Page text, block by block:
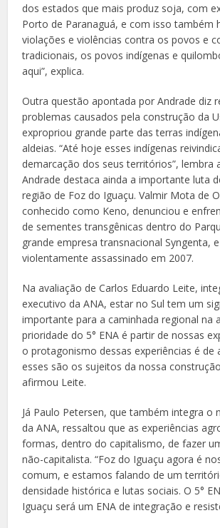
dos estados que mais produz soja, com
Porto de Paranaguá, e com isso também
violações e violências contra os povos e
tradicionais, os povos indígenas e
aqui”, explica.
Outra questão apontada por Andrade diz
problemas causados pela construção da
expropriou grande parte das terras
aldeias. “Até hoje esses indígenas
demarcação dos seus territórios”, lembra
Andrade destaca ainda a importante luta
região de Foz do Iguaçu. Valmir Mota de
conhecido como Keno, denunciou e
de sementes transgênicas dentro do
grande empresa transnacional Syngenta,
violentamente assassinado em 2007.
Na avaliação de Carlos Eduardo Leite,
executivo da ANA, estar no Sul tem um
importante para a caminhada regional na
prioridade do 5° ENA é partir de nossas
o protagonismo dessas experiências é de
esses são os sujeitos da nossa
afirmou Leite.
Já Paulo Petersen, que também integra o
da ANA, ressaltou que as experiências
formas, dentro do capitalismo, de fazer
não-capitalista. “Foz do Iguaçu agora é
comum, e estamos falando de um
densidade histórica e lutas sociais. O 5°
Iguaçu será um ENA de integração e